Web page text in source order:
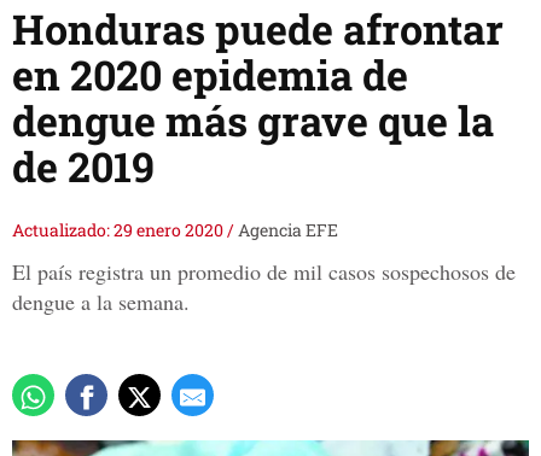
Honduras puede afrontar
en 2020 epidemia de
dengue más grave que la
de 2019
Actualizado: 29 enero 2020/Agencia EFE
El país registra un promedio de mil casos sospechosos de
dengue a la semana.